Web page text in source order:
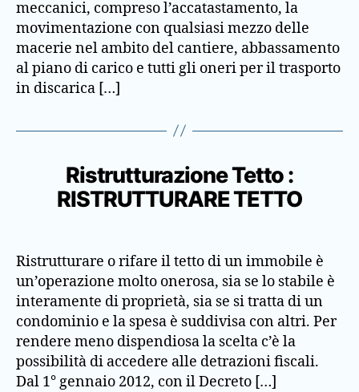
meccanici, compreso l’accatastamento, la
movimentazione con qualsiasi mezzo delle
macerie nel ambito del cantiere, abbassamento
al piano di carico e tutti gli oneri per il trasporto
in discarica […]
Ristrutturazione Tetto :
RISTRUTTURARE TETTO
Ristrutturare o rifare il tetto di un immobile è
un’operazione molto onerosa, sia se lo stabile è
interamente di proprietà, sia se si tratta di un
condominio e la spesa è suddivisa con altri. Per
rendere meno dispendiosa la scelta c’è la
possibilità di accedere alle detrazioni fiscali.
Dal 1° gennaio 2012, con il Decreto […]